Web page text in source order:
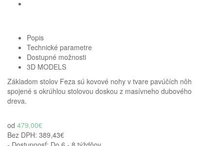
Popis
Technické parametre
Dostupné možnosti
3D MODELS
Základom stolov Feza sú kovové nohy v tvare pavúčích nôh
spojené s okrúhlou stolovou doskou z masívneho dubového
dreva.
od 479,00€
Bez DPH: 389,43€